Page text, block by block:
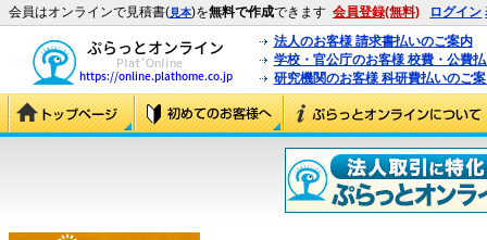
会員はオンラインで見積書(見本)を無料で作成できます 会員登録(無料) ログイン
法人のお客様 請求書払いのご案内
学校・官公庁のお客様 校費・公費
研究機関のお客様 科研費払いのご